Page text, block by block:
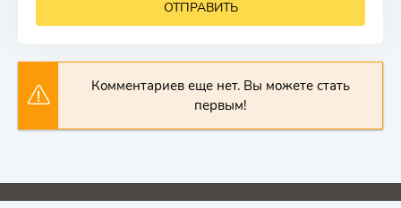
ОТПРАВИТЬ
Комментариев еще нет. Вы можете стать
первым!